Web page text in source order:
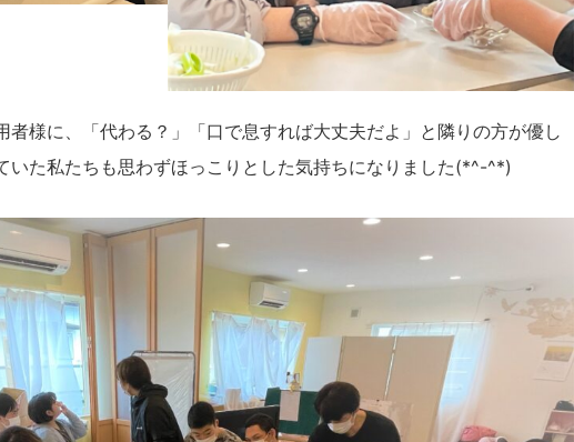
者様に、「代わる？」「口で息すれば大丈夫だよ」と隣りの方が優し
いた私たちも思わずほっこりとした気持ちになりました(*^-^*)